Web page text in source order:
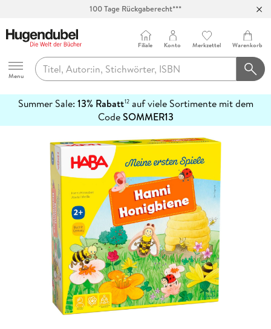
100 Tage Rückgaberecht***
Hugendubel
Menu
Filiale Konto Merkzettel Warenkorb
Summer Sale: 13% Rabatt12auf viele Sortimente mit dem
CodeSOMMER13
erfahren